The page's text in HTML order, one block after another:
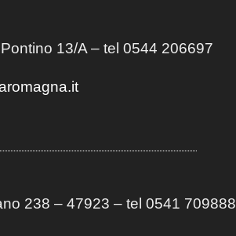
13/A– tel 0544 206697
238 – 47923 – tel 0541 709888